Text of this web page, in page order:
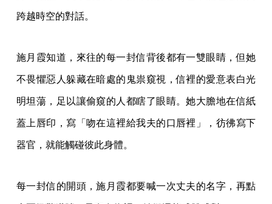
跨越時空的對話。
施月霞知道，來往的每一封信背後都有一雙眼睛，但她
不畏懼惡人躲藏在暗處的鬼祟窺視，信裡的愛意表白光
明坦蕩，足以讓偷窺的人都瞎了眼睛。她大膽地在信紙
蓋上唇印，寫「吻在這裡給我夫的口唇裡」，彷彿寫下
器官，就能觸碰彼此身體。
每一封信的開頭，施月霞都要喊一次丈夫的名字，再點